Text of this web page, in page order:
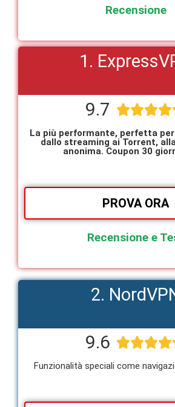
Recensione
1.
9.7 
La più performante, perfetta
dallo streaming ai Torrent,
anonima. Coupon 30
PROVA ORA
Recensione e
2.
9.6 
Funzionalità speciali come